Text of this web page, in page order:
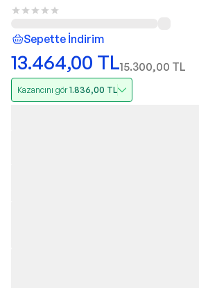
Sepette İndirim
13.464,00 TL15.300,00 TL
Kazancını gör1.836,00 TL